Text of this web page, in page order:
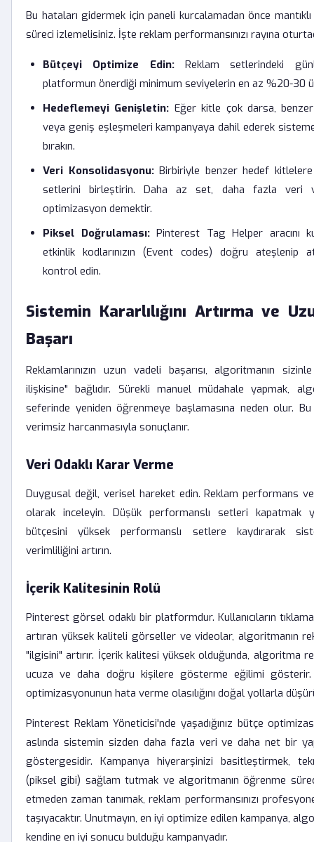
Bu hataları gidermek için paneli kurcalamadan önce
süreci izlemelisiniz. İşte reklam performansınızı rayına
Bütçeyi Optimize Edin:Reklam setlerindeki
platformun önerdiği minimum seviyelerin en az %20-30
Hedeflemeyi Genişletin: Eğer kitle çok darsa, benzer
veya geniş eşleşmeleri kampanyaya dahil ederek
bırakın.
Veri Konsolidasyonu:Birbiriyle benzer hedef
setlerini birleştirin. Daha az set, daha fazla veri
optimizasyon demektir.
Piksel Doğrulaması:Pinterest Tag Helper aracını
etkinlik kodlarınızın (Event codes) doğru ateşlenip
kontrol edin.
Sistemin Kararlılığını Artırma ve
Başarı
Reklamlarınızın uzun vadeli başarısı, algoritmanın
ilişkisine" bağlıdır. Sürekli manuel müdahale yapmak,
seferinde yeniden öğrenmeye başlamasına neden olur.
verimsiz harcanmasıyla sonuçlanır.
Veri Odaklı Karar Verme
Duygusal değil, verisel hareket edin. Reklam performans
olarak inceleyin. Düşük performanslı setleri kapatmak
bütçesini yüksek performanslı setlere kaydırarak
verimliliğini artırın.
İçerik Kalitesinin Rolü
Pinterest görsel odaklı bir platformdur. Kullanıcıların tıklama
artıran yüksek kaliteli görseller ve videolar, algoritmanın
"ilgisini" artırır. İçerik kalitesi yüksek olduğunda, algoritma
ucuza ve daha doğru kişilere gösterme eğilimi
optimizasyonunun hata verme olasılığını doğal yollarla
Pinterest Reklam Yöneticisi'nde yaşadığınız bütçe
aslında sistemin sizden daha fazla veri ve daha net bir
göstergesidir. Kampanya hiyerarşinizi basitleştirmek,
(piksel gibi) sağlam tutmak ve algoritmanın öğrenme
etmeden zaman tanımak, reklam performansınızı
taşıyacaktır. Unutmayın, en iyi optimize edilen kampanya,
kendine en iyi sonucu bulduğu kampanyadır.